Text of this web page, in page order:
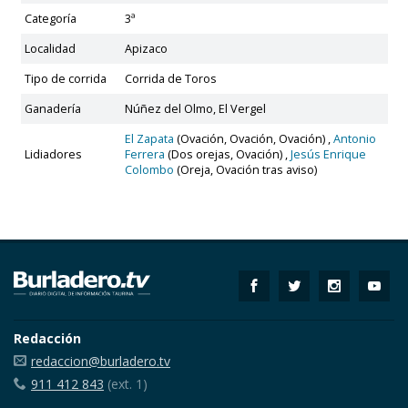
Categoría
3ª
Localidad
Apizaco
Tipo de corrida
Corrida de Toros
Ganadería
Núñez del Olmo, El Vergel
Lidiadores
El Zapata (Ovación, Ovación, Ovación) ,Antonio
Ferrera (Dos orejas, Ovación) ,Jesús Enrique
Colombo (Oreja, Ovación tras aviso)
Redacción
redaccion@burladero.tv
911 412 843 (ext. 1)